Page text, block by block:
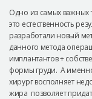
Одно из самых важных
это естественность
разработали новый
данного метода
имплантантов +
формы груди. А
хирург восполняет
жира позволяет